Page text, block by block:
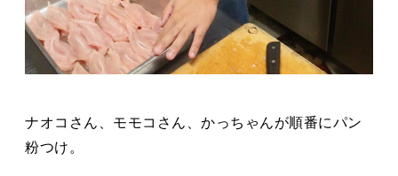
ナオコさん、モモコさん、かっちゃんが順番にパン
粉つけ。